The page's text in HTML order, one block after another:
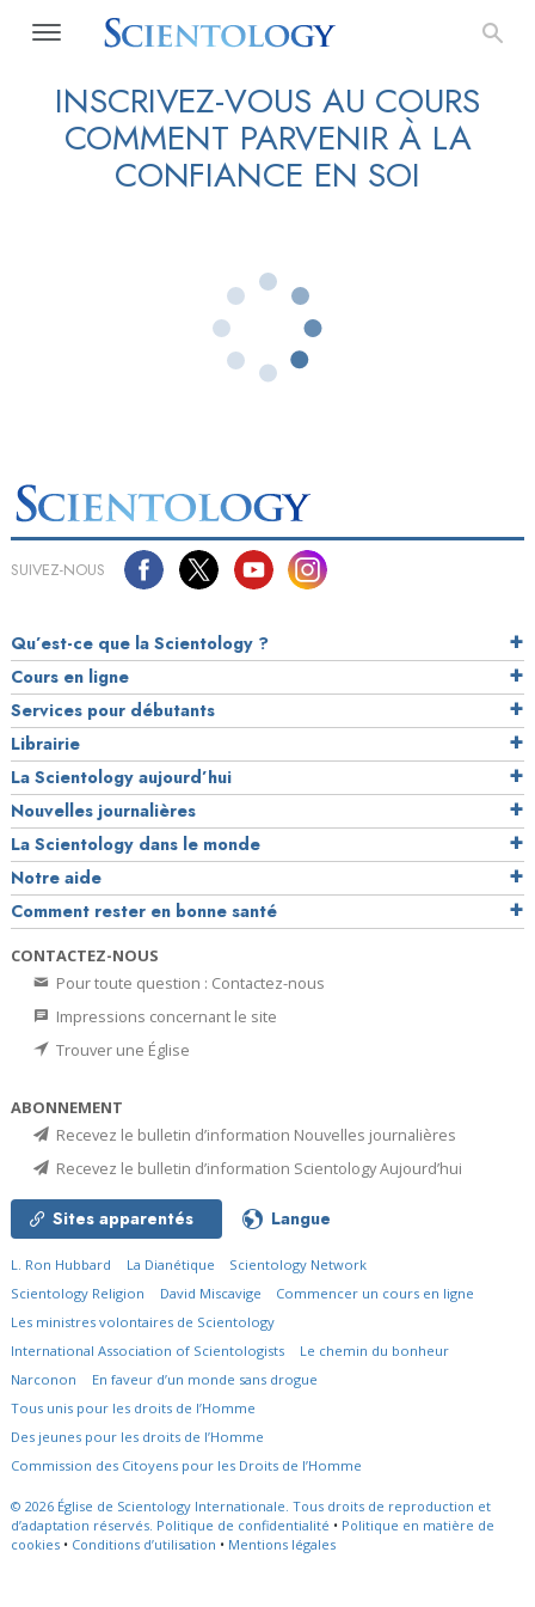
INSCRIVEZ-VOUS AU COURS
COMMENT PARVENIR À LA
CONFIANCE EN SOI
SUIVEZ-NOUS
Qu’est-ce que la Scientology ?
Cours en ligne
Services pour débutants
Librairie
La Scientology aujourd’hui
Nouvelles journalières
La Scientology dans le monde
Notre aide
Comment rester en bonne santé
CONTACTEZ-NOUS
Pour toute question : Contactez-nous
Impressions concernant le site
Trouver une Église
ABONNEMENT
Recevez le bulletin d’information Nouvelles journalières
Recevez le bulletin d’information Scientology Aujourd’hui
Sites apparentés Langue
L. Ron Hubbard La Dianétique
Scientology Network
Scientology Religion
David Miscavige
Commencer un cours en ligne
Les ministres volontaires de Scientology
International Association of Scientologists
Le chemin du bonheur
Narconon
En faveur d’un monde sans drogue
Tous unis pour les droits de l’Homme
Des jeunes pour les droits de l’Homme
Commission des Citoyens pour les Droits de l’Homme
© 2026 Église de Scientology Internationale. Tous droits de reproduction et
d’adaptation réservés. Politique de confidentialité • Politique en matière de
cookies • Conditions d’utilisation • Mentions légales